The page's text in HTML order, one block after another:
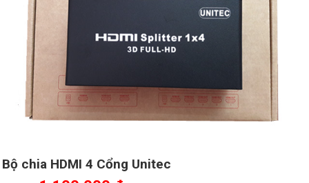
Bộ chia HDMI 4 Cổng Unitec